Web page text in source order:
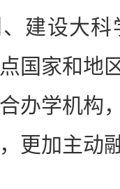
建设大
国家和地
办学机构
更加主动